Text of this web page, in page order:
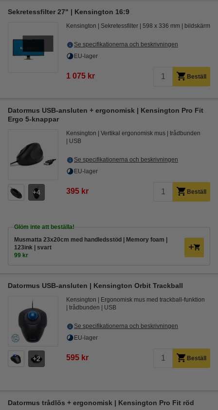
Sekretessfilter 27" | Kensington 16:9
Kensington Sekretessfilter 598 x 336 mm bildskärm
Se specifikationerna och beskrivningen
EU-lager
1 075 kr Beställ
Datormus USB-ansluten + ergonomisk | Kensington Pro Fit
Ergo 5-knappar
4
Kensington Vertikal ergonomisk mus
trådbunden
USB
Se specifikationerna och beskrivningen
EU-lager
395 kr Beställ
Glöm inte att beställa!
Musmatta 23x20cm med handledsstöd | Memory foam |
123ink | svart
99 kr
Datormus USB-ansluten | Kensington Orbit Trackball
2
Kensington
Ergonomisk mus med trackball-funktion
trådbunden
USB
Se specifikationerna och beskrivningen
EU-lager
595 kr Beställ
Datormus trådlös + ergonomisk | Kensington Pro Fit röd